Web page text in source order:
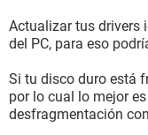
Actualizar tus drivers
del PC, para eso
Si tu disco duro está
por lo cual lo mejor
desfragmentación